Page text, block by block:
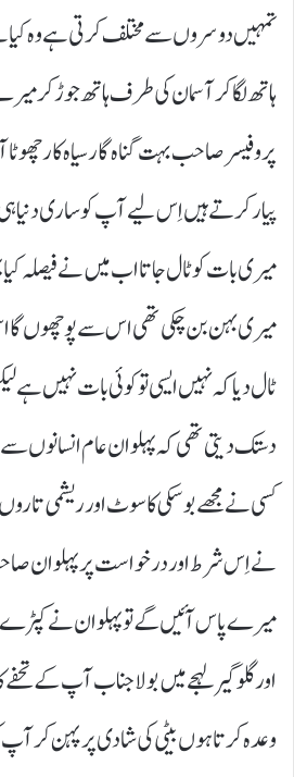
تمہیں دوسروں سے مختلف کرتی ہے وہ کیا
ہاتھ لگا کر آسمان کی طرف ہاتھ جوڑ کر
پروفیسر صاحب بہت گناہ گار سیاہ کار
پیار کرتے ہیں اِس لیے آپ کو ساری دنیا ہی
میری بات کو ٹال جاتا اب میں نے فیصلہ
میری بہن بن چکی تھی اس سے پوچھوں گا
ٹال دیا کہ نہیں ایسی تو کوئی بات نہیں ہے
دستک دیتی تھی کہ پہلوان عام
کسی نے مجھے بوسکی کا سوٹ اور ریشمی تاروں
نے اِس شرط اور درخواست پر پہلوان
میرے پاس آئیں گے تو پہلوان نے کپڑے
اور گلو گیر لہجے میں بولا جناب آپ کے
وعدہ کر تا ہوں بیٹی کی شادی پر پہن کر